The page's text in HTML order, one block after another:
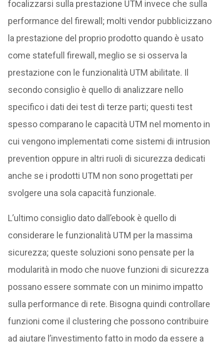
focalizzarsi sulla prestazione UTM invece che sulla
performance del firewall; molti vendor pubblicizzano
la prestazione del proprio prodotto quando è usato
come statefull firewall, meglio se si osserva la
prestazione con le funzionalità UTM abilitate. Il
secondo consiglio è quello di analizzare nello
specifico i dati dei test di terze parti; questi test
spesso comparano le capacità UTM nel momento in
cui vengono implementati come sistemi di intrusion
prevention oppure in altri ruoli di sicurezza dedicati
anche se i prodotti UTM non sono progettati per
svolgere una sola capacità funzionale.
L’ultimo consiglio dato dall’ebook è quello di
considerare le funzionalità UTM per la massima
sicurezza; queste soluzioni sono pensate per la
modularità in modo che nuove funzioni di sicurezza
possano essere sommate con un minimo impatto
sulla performance di rete. Bisogna quindi controllare
funzioni come il clustering che possono contribuire
ad aiutare l’investimento fatto in modo da essere a